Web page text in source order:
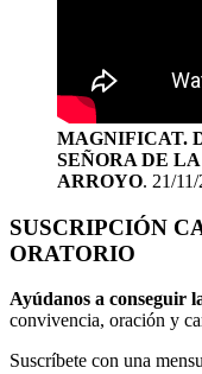
MAGNIFICAT.
SEÑORA DE
ARROYO. 21/
SUSCRIPCIÓN
ORATORIO
Ayúdanos a conseguir
convivencia, oración y
Suscríbete con una